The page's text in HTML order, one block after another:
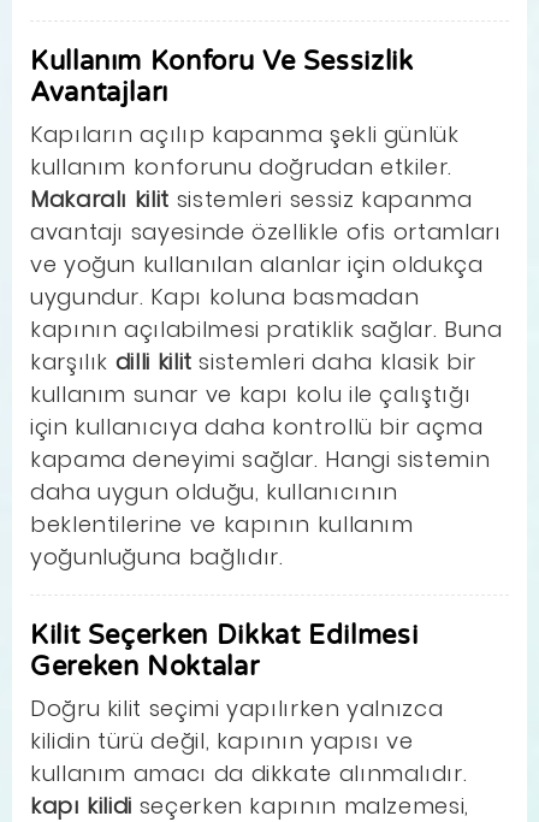
Kullanım Konforu Ve Sessizlik
Avantajları
Kapıların açılıp kapanma şekli günlük
kullanım konforunu doğrudan etkiler.
Makaralı kilit sistemleri sessiz kapanma
avantajı sayesinde özellikle ofis ortamları
ve yoğun kullanılan alanlar için oldukça
uygundur. Kapı koluna basmadan
kapının açılabilmesi pratiklik sağlar. Buna
karşılık dilli kilit sistemleri daha klasik bir
kullanım sunar ve kapı kolu ile çalıştığı
için kullanıcıya daha kontrollü bir açma
kapama deneyimi sağlar. Hangi sistemin
daha uygun olduğu, kullanıcının
beklentilerine ve kapının kullanım
yoğunluğuna bağlıdır.
Kilit Seçerken Dikkat Edilmesi
Gereken Noktalar
Doğru kilit seçimi yapılırken yalnızca
kilidin türü değil, kapının yapısı ve
kullanım amacı da dikkate alınmalıdır.
kapı kilidi seçerken kapının malzemesi,